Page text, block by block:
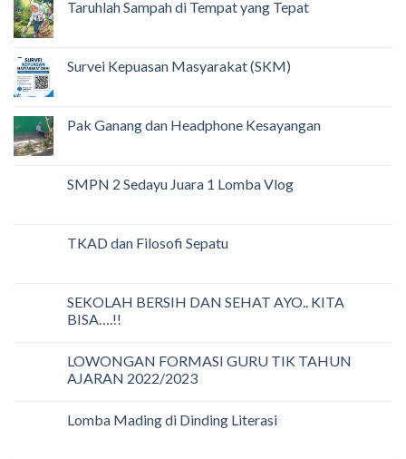
Taruhlah Sampah di Tempat yang Tepat
Survei Kepuasan Masyarakat (SKM)
Pak Ganang dan Headphone Kesayangan
SMPN 2 Sedayu Juara 1 Lomba Vlog
TKAD dan Filosofi Sepatu
SEKOLAH BERSIH DAN SEHAT AYO.. KITA
BISA….!!
LOWONGAN FORMASI GURU TIK TAHUN
AJARAN 2022/2023
Lomba Mading di Dinding Literasi